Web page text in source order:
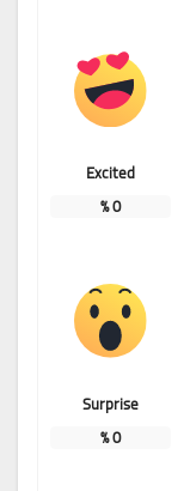
Excited
0
%
Surprise
0
%